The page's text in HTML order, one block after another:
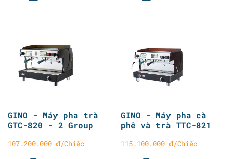
GINO - Máy pha trà
GTC-820 - 2 Group
107.200.000 đ/Chiếc
GINO - Máy pha cà
phê và trà TTC-821
115.100.000 đ/Chiếc